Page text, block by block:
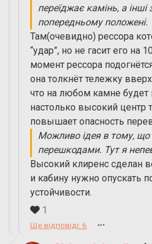
переїджає камінь, а
попередньому положені.
Там(очевидно) рессора
“удар”, но не гасит его на
момент рессора
она толкнёт тележку
что на любом камне будет
настолько высокий центр
повышает опасность
Можливо ідея в тому, що
перешкодами. Тут я
Высокий клиренс сделан
и кабину нужно опускать
устойчивости.
1
Ще відповіді: 6